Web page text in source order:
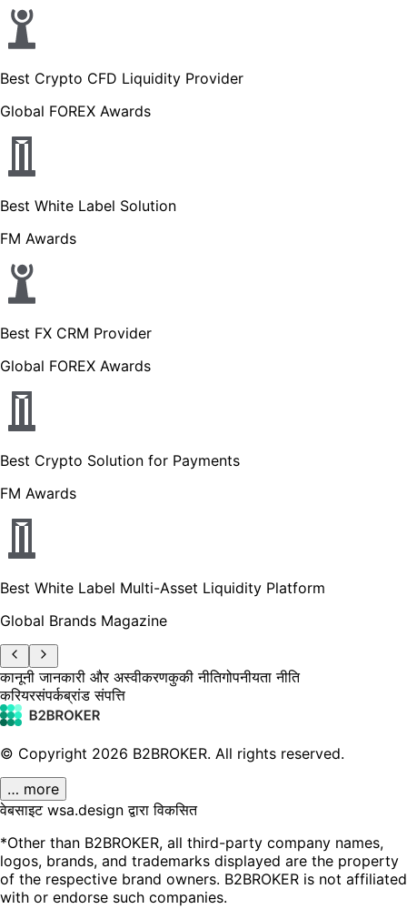
Best Crypto CFD Liquidity Provider
Global FOREX Awards
Best White Label Solution
FM Awards
Best FX CRM Provider
Global FOREX Awards
Best Crypto Solution for Payments
FM Awards
Best White Label Multi-Asset Liquidity Platform
Global Brands Magazine
कानूनी जानकारी और अस्वीकरणकुकी नीतिगोपनीयता नीति
करियरसंपर्कब्रांड संपत्ति
© Copyright 2026 B2BROKER. All rights reserved.
… more
वेबसाइट wsa.design द्वारा विकसित
*Other than B2BROKER, all third-party company names,
logos, brands, and trademarks displayed are the property
of the respective brand owners. B2BROKER is not affiliated
with or endorse such companies.